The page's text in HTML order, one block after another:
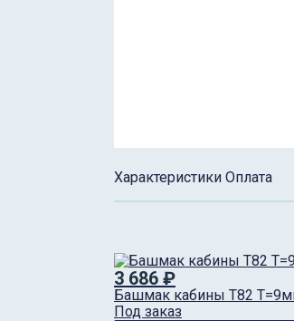
Характеристики Оплата
3 686 ₽
Башмак кабины T82
Под заказ